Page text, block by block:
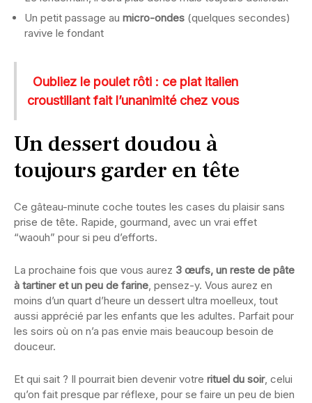
Un petit passage au micro-ondes (quelques secondes)
ravive le fondant
Oubliez le poulet rôti : ce plat italien
croustillant fait l’unanimité chez vous
Un dessert doudou à
toujours garder en tête
Ce gâteau-minute coche toutes les cases du plaisir sans
prise de tête. Rapide, gourmand, avec un vrai effet
“waouh” pour si peu d’efforts.
La prochaine fois que vous aurez 3 œufs, un reste de pâte
à tartiner et un peu de farine, pensez-y. Vous aurez en
moins d’un quart d’heure un dessert ultra moelleux, tout
aussi apprécié par les enfants que les adultes. Parfait pour
les soirs où on n’a pas envie mais beaucoup besoin de
douceur.
Et qui sait ? Il pourrait bien devenir votre rituel du soir, celui
qu’on fait presque par réflexe, pour se faire un peu de bien